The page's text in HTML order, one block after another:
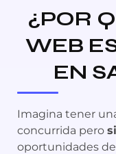
¿POR
WEB
EN
Imagina tener
concurrida pero
oportunidades